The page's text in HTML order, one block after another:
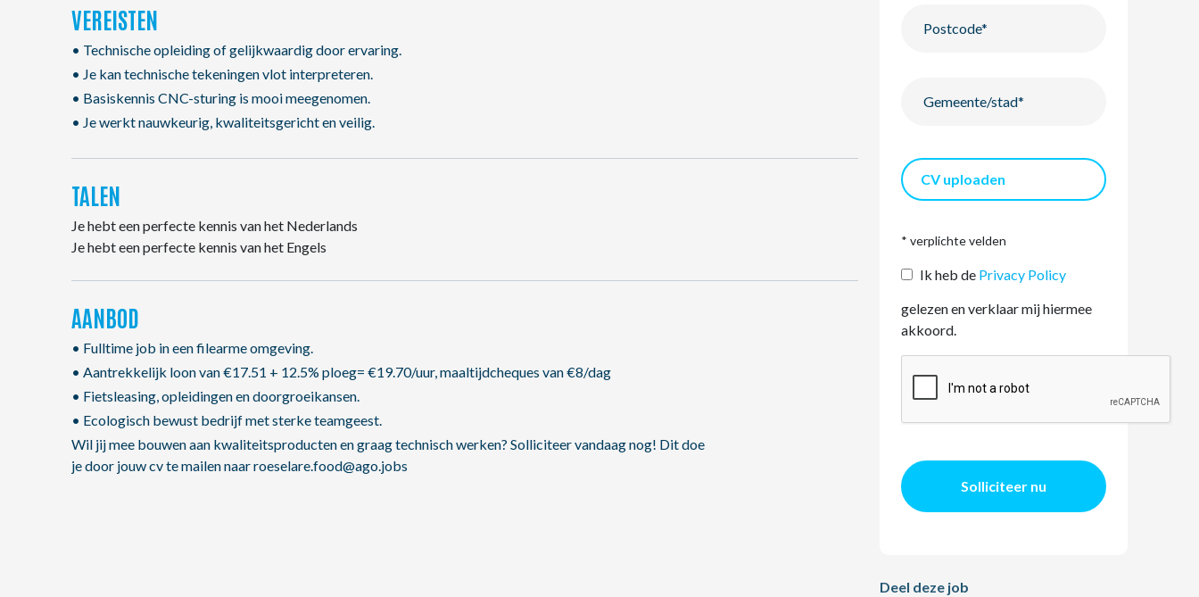
VEREISTEN
• Technische opleiding of gelijkwaardig door ervaring.
• Je kan technische tekeningen vlot interpreteren.
• Basiskennis CNC-sturing is mooi meegenomen.
• Je werkt nauwkeurig, kwaliteitsgericht en veilig.
TALEN
Je hebt een perfecte kennis van het Nederlands
Je hebt een perfecte kennis van het Engels
AANBOD
• Fulltime job in een filearme omgeving.
• Aantrekkelijk loon van €17.51 + 12.5% ploeg= €19.70/uur, maaltijdcheques van €8/dag
• Fietsleasing, opleidingen en doorgroeikansen.
• Ecologisch bewust bedrijf met sterke teamgeest.
Wil jij mee bouwen aan kwaliteitsproducten en graag technisch werken? Solliciteer vandaag nog! Dit doe
je door jouw cv te mailen naar roeselare.food@ago.jobs
CV uploaden
* verplichte velden
Ik heb de Privacy Policy
gelezen en verklaar mij hiermee
akkoord.
Solliciteer nu
Deel deze job